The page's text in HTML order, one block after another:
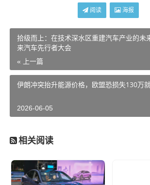
阅读 海报
拾级而上：在技术深水区重建汽车产业的
来汽车先行者大会
« 上一篇
伊朗冲突抬升能源价格，欧盟恐损失130万
2026-06-05
相关阅读